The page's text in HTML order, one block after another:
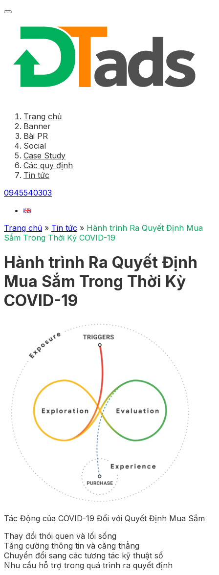
Trang chủ
Banner
Bài PR
Social
Case Study
Các quy định
Tin tức
0945540303
Trang chủ » Tin tức » Hành trình Ra Quyết Định Mua
Sắm Trong Thời Kỳ COVID-19
Hành trình Ra Quyết Định
Mua Sắm Trong Thời Kỳ
COVID-19
Tác Động của COVID-19 Đối với Quyết Định Mua Sắm
Thay đổi thói quen và lối sống
Tăng cường thông tin và căng thẳng
Chuyển đổi sang các tương tác kỹ thuật số
Nhu cầu hỗ trợ trong quá trình ra quyết định